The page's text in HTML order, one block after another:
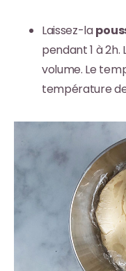
Laissez-la
pendant 1 à
volume. Le
température